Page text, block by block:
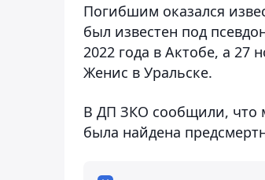
Погибшим оказался
был известен под
2022 года в Актобе, а 27
Женис в Уральске.
В ДП ЗКО сообщили, что
была найдена